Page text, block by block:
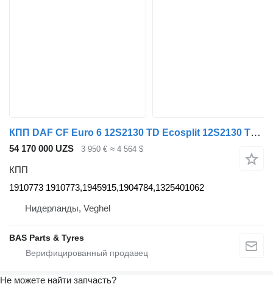
КПП DAF CF Euro 6 12S2130 TD Ecosplit 12S2130 TD Ecosplit, Manual 1910773 для грузовика DAF CF Euro 6
54 170 000 UZS 3 950 € ≈ 4 564 $
КПП
1910773 1910773,1945915,1904784,1325401062
Нидерланды, Veghel
BAS Parts & Tyres
Не можете найти запчасть?